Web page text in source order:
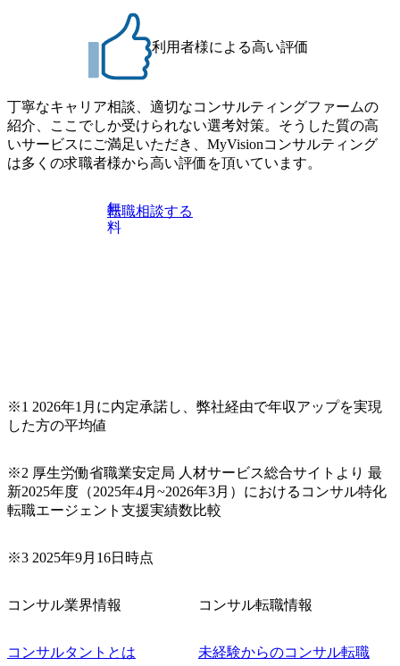
どはなく、個別選考のみの実施を予定しています ※1名あた
りの拘束時間は1時間～最大2時間半程度を想定しています
※1次面接と最終面接の間をなるべく空けないよう調整して
おりますが、調整が叶わないケースもございます オンライ
ン 書類選考通過者
ラインまたはオフラインの実施 ※東京オフィスのみのご応
募となります。他オフィス希望を含めたご応募はお受けい
たしかねますのでご了承ください ● フルタイムでの職務経
歴を2年以上お持ちの方で、東京オフィスのコンサルタント
ポジションに応募意思がある方 ● 英語・日本語ともにビジ
ネスレベルの方 ※日本語が母国語でない方は日本語能力
試験N1またはそれ相当の上級レベルの日本語力(会話・読解
力)
利用者様による高い評価
丁寧なキャリア相談、適切なコンサルティングファームの
紹介、ここでしか受けられない選考対策。そうした質の高
いサービスにご満足いただき、MyVisionコンサルティング
は多くの求職者様から高い評価を頂いています。
無
料
転職相談する
※1 2026年1月に内定承諾し、弊社経由で年収アップを実現
した方の平均値
※2 厚生労働省職業安定局 人材サービス総合サイトより 最
新2025年度（2025年4月~2026年3月）におけるコンサル特化
転職エージェント支援実績数比較
※3 2025年9月16日時点
コンサル業界情報
コンサルタントとは
コンサル転職情報
未経験からのコンサル転職